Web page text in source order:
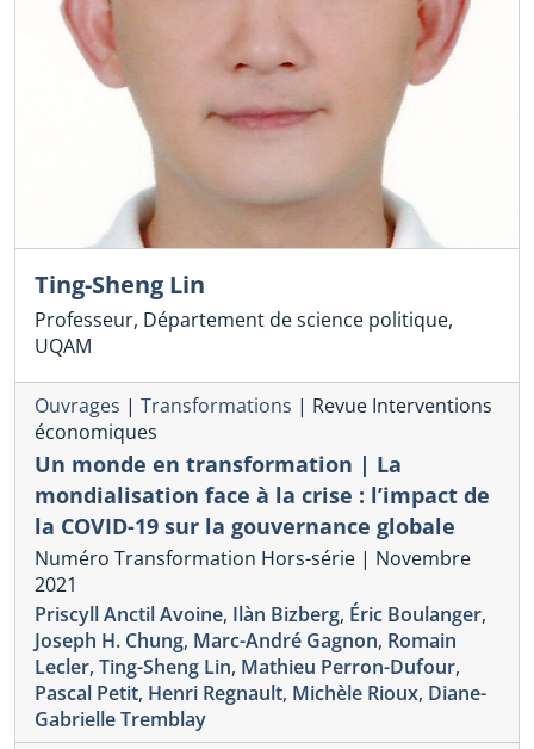
Ting-Sheng Lin
Professeur, Département de science politique,
UQAM
Ouvrages | Transformations | Revue Interventions
économiques
Un monde en transformation | La
mondialisation face à la crise : l’impact de
la COVID-19 sur la gouvernance globale
Numéro Transformation Hors-série | Novembre
2021
Priscyll Anctil Avoine, Ilàn Bizberg, Éric Boulanger,
Joseph H. Chung, Marc-André Gagnon, Romain
Lecler, Ting-Sheng Lin, Mathieu Perron-Dufour,
Pascal Petit, Henri Regnault, Michèle Rioux, Diane-
Gabrielle Tremblay